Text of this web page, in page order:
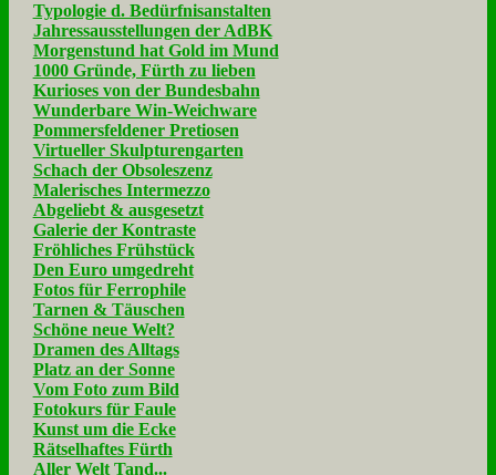
Typologie d. Bedürfnisanstalten
Jahressausstellungen der AdBK
Morgenstund hat Gold im Mund
1000 Gründe, Fürth zu lieben
Kurioses von der Bundesbahn
Wunderbare Win-Weichware
Pommersfeldener Pretiosen
Virtueller Skulpturengarten
Schach der Obsoleszenz
Malerisches Intermezzo
Abgeliebt & ausgesetzt
Galerie der Kontraste
Fröhliches Frühstück
Den Euro umgedreht
Fotos für Ferrophile
Tarnen & Täuschen
Schöne neue Welt?
Dramen des Alltags
Platz an der Sonne
Vom Foto zum Bild
Fotokurs für Faule
Kunst um die Ecke
Rätselhaftes Fürth
Aller Welt Tand...